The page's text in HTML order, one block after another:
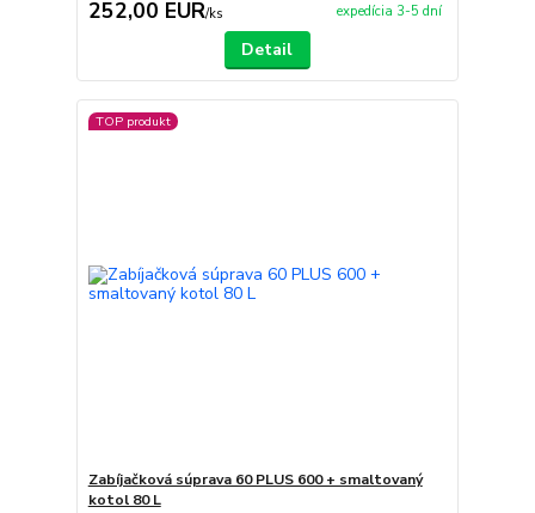
252,00 EUR/ks expedícia 3-5 dní
Detail
TOP produkt
Zabíjačková súprava 60 PLUS 600 + smaltovaný
kotol 80 L